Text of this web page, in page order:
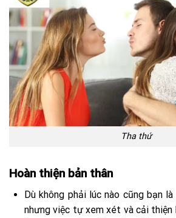
Tha thứ
Hoàn thiện bản thân
Dù không phải lúc nào cũng bạn
nhưng việc tự xem xét và cải thiện